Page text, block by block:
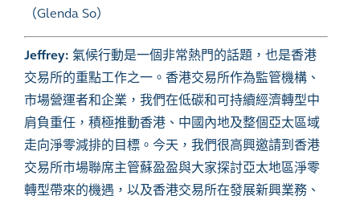
（Glenda So）
Jeffrey: 氣候行動是一個非常熱門的話題，也是香港
交易所的重點工作之一。香港交易所作為監管機構、
市場營運者和企業，我們在低碳和可持續經濟轉型中
肩負重任，積極推動香港、中國內地及整個亞太區域
走向淨零減排的目標。今天，我們很高興邀請到香港
交易所市場聯席主管蘇盈盈與大家探討亞太地區淨零
轉型帶來的機遇，以及香港交易所在發展新興業務、